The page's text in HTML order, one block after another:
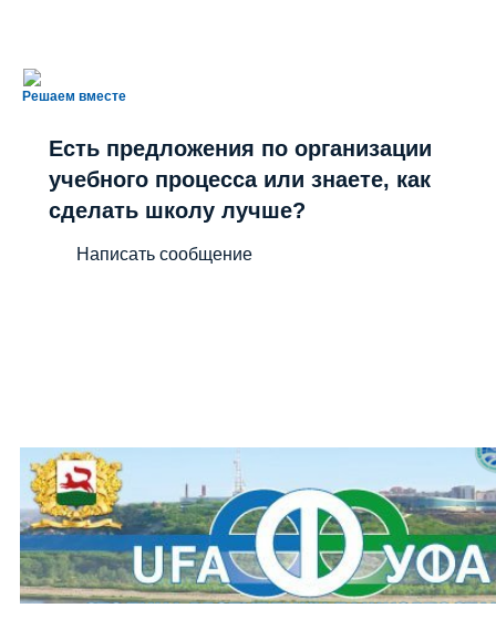
Решаем вместе
Есть предложения по организации
учебного процесса или знаете, как
сделать школу лучше?
Написать сообщение